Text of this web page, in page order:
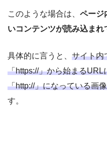
このような場合は、 ページ
いコンテンツが読み込まれ
具体的に言うと、 サイト内
「https://」から始まる
「http://」になっている画
す。